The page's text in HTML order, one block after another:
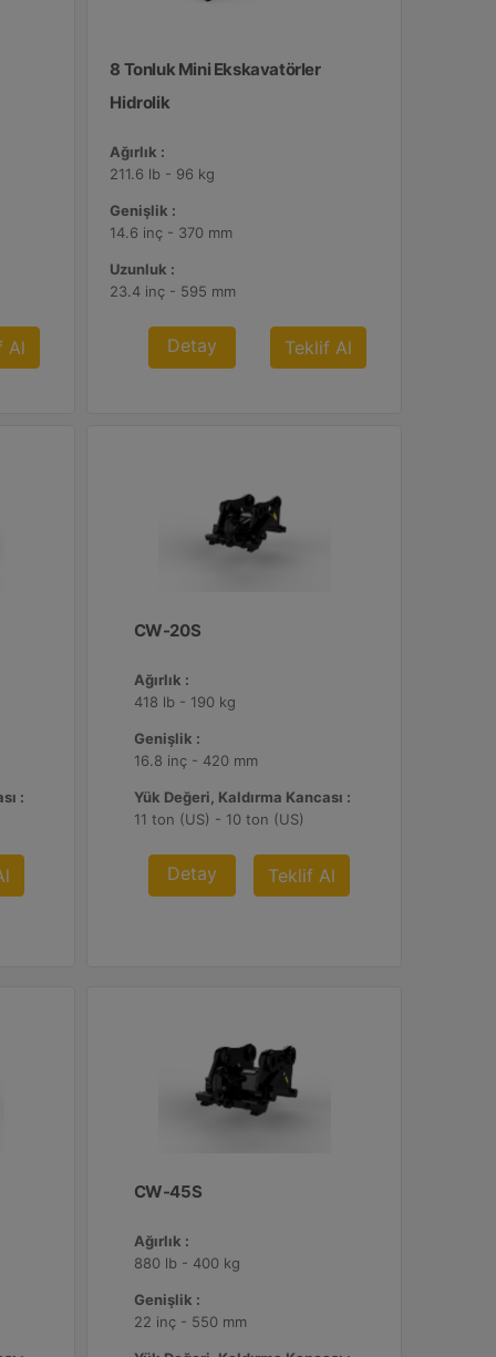
Al
8 Tonluk Mini Ekskavatörler
Hidrolik
Ağırlık :
211.6 lb - 96 kg
Genişlik :
14.6 inç - 370 mm
Uzunluk :
23.4 inç - 595 mm
Detay Teklif Al
:
CW-20S
Ağırlık :
418 lb - 190 kg
Genişlik :
16.8 inç - 420 mm
Yük Değeri, Kaldırma Kancası :
11 ton (US) - 10 ton (US)
Detay Teklif Al
CW-45S
Ağırlık :
880 lb - 400 kg
Genişlik :
22 inç - 550 mm